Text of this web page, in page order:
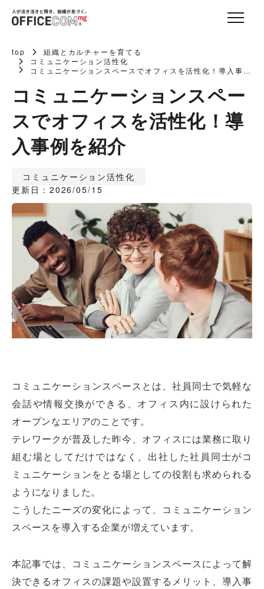
top
組織とカルチャーを育てる
コミュニケーション活性化
コミュニケーションスペースでオフィスを活性化！導入事例
コミュニケーションスペー
スでオフィスを活性化！導
入事例を紹介
コミュニケーション活性化
更新日：2026/05/15
コミュニケーションスペースとは、社員同士で気軽な
会話や情報交換ができる、オフィス内に設けられた
オープンなエリアのことです。
テレワークが普及した昨今、オフィスには業務に取り
組む場としてだけではなく、出社した社員同士がコ
ミュニケーションをとる場としての役割も求められる
ようになりました。
こうしたニーズの変化によって、コミュニケーション
スペースを導入する企業が増えています。
本記事では、コミュニケーションスペースによって解
決できるオフィスの課題や設置するメリット、導入事